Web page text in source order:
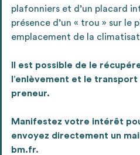
4
Ajouter les
3
Exporter
plafonniers et d’un placard
présence d’un « trou » sur le
emplacement de la
Il est possible de le
l’enlèvement et le
preneur.
Manifestez votre intérêt
envoyez directement un
bm.fr.